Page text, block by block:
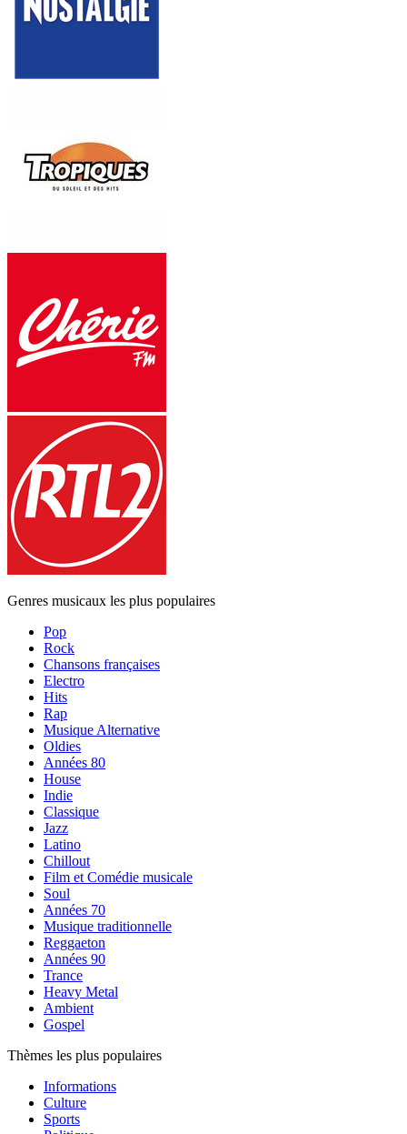
Genres musicaux les plus populaires
Pop
Rock
Chansons françaises
Electro
Hits
Rap
Musique Alternative
Oldies
Années 80
House
Indie
Classique
Jazz
Latino
Chillout
Film et Comédie musicale
Soul
Années 70
Musique traditionnelle
Reggaeton
Années 90
Trance
Heavy Metal
Ambient
Gospel
Thèmes les plus populaires
Informations
Culture
Sports